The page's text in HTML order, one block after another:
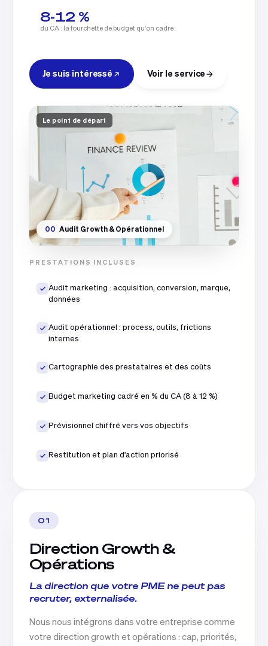
8-12 %
du CA : la fourchette de budget qu'on cadre
Je suis intéressé Voir le service
Le point de départ
00 Audit Growth & Opérationnel
PRESTATIONS INCLUSES
Audit marketing : acquisition, conversion, marque,
données
Audit opérationnel : process, outils, frictions
internes
Cartographie des prestataires et des coûts
Budget marketing cadré en % du CA (8 à 12 %)
Prévisionnel chiffré vers vos objectifs
Restitution et plan d'action priorisé
01
Direction Growth &
Opérations
La direction que votre PME ne peut pas
recruter, externalisée.
Nous nous intégrons dans votre entreprise comme
votre direction growth et opérations : cap, priorités,